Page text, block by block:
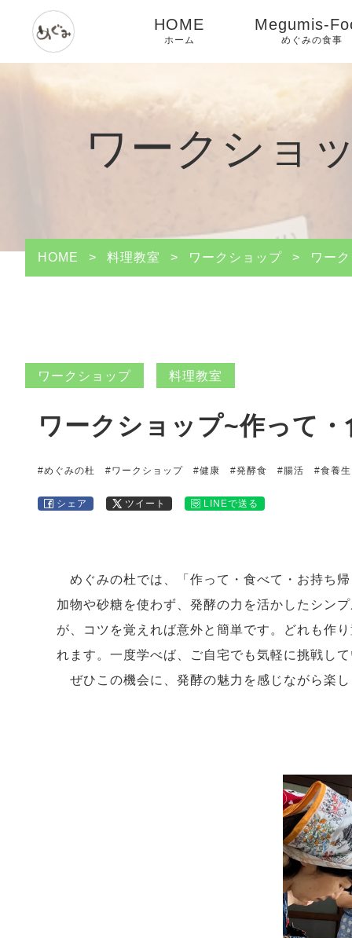
HOME
ホーム
Megumis-
めぐみの食事
ワークショ
HOME > 料理教室 > ワークショップ > ワー
ワークショップ 料理教室
ワークショップ~作って・
#めぐみの杜 #ワークショップ #健康 #発酵食 #腸活 #食養生
シェア ツイート LINEで送る
めぐみの杜では、「作って・食べて・お持ち
加物や砂糖を使わず、発酵の力を活かしたシン
が、コツを覚えれば意外と簡単です。どれも作
れます。一度学べば、ご自宅でも気軽に挑戦して
ぜひこの機会に、発酵の魅力を感じながら楽し